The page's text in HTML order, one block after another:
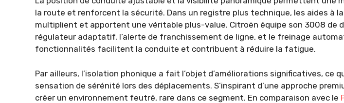
la route et renforcent la sécurité. Dans un registre plus technique, les aides à
multiplient et apportent une véritable plus-value. Citroën équipe son 3008 de
régulateur adaptatif, l’alerte de franchissement de ligne, et le freinage
fonctionnalités facilitent la conduite et contribuent à réduire la fatigue.
Par ailleurs, l’isolation phonique a fait l’objet d’améliorations significatives, ce
sensation de sérénité lors des déplacements. S’inspirant d’une approche
créer un environnement feutré, rare dans ce segment. En comparaison avec le